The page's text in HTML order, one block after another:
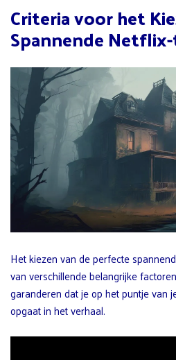
Criteria voor het
Spannende
Het kiezen van de perfecte
van verschillende belangrijke
garanderen dat je op het puntje van
opgaat in het verhaal.